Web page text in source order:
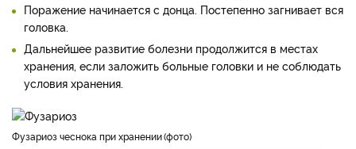
Поражение начинается с донца. Постепенно загнивает вся
головка.
Дальнейшее развитие болезни продолжится в местах
хранения, если заложить больные головки и не соблюдать
условия хранения.
Фузариоз чеснока при хранении фото